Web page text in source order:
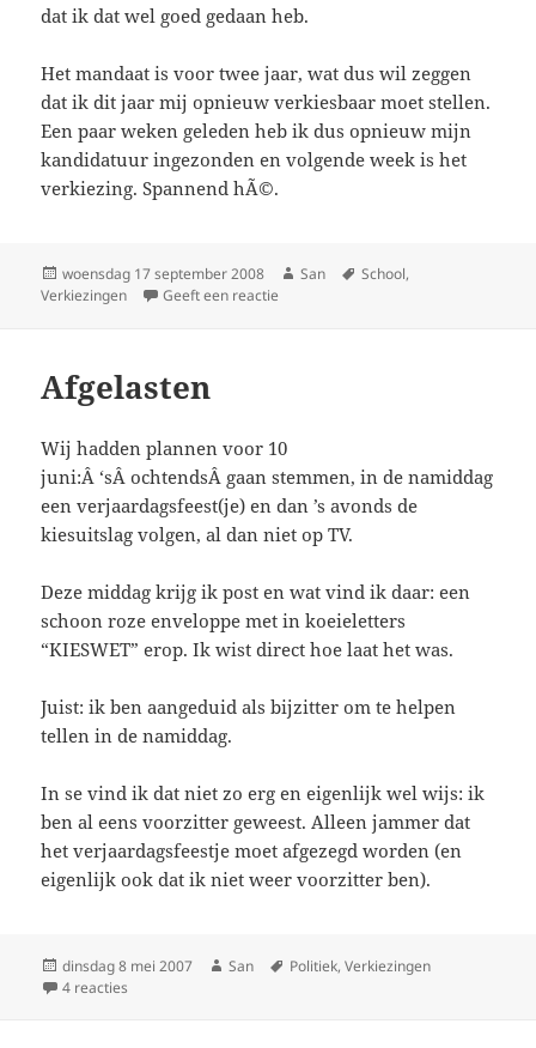
dat ik dat wel goed gedaan heb.
Het mandaat is voor twee jaar, wat dus wil zeggen
dat ik dit jaar mij opnieuw verkiesbaar moet stellen.
Een paar weken geleden heb ik dus opnieuw mijn
kandidatuur ingezonden en volgende week is het
verkiezing. Spannend hÃ©.
Geplaatst
op
woensdag 17 september 2008 Auteur
San Tags
School,
Verkiezingen
Geeft een reactie
Afgelasten
Wij hadden plannen voor 10
juni:Â ‘sÂ ochtendsÂ gaan stemmen, in de namiddag
een verjaardagsfeest(je) en dan ’s avonds de
kiesuitslag volgen, al dan niet op TV.
Deze middag krijg ik post en wat vind ik daar: een
schoon roze enveloppe met in koeieletters
“KIESWET” erop. Ik wist direct hoe laat het was.
Juist: ik ben aangeduid als bijzitter om te helpen
tellen in de namiddag.
In se vind ik dat niet zo erg en eigenlijk wel wijs: ik
ben al eens voorzitter geweest. Alleen jammer dat
het verjaardagsfeestje moet afgezegd worden (en
eigenlijk ook dat ik niet weer voorzitter ben).
Geplaatst
op
dinsdag 8 mei 2007 Auteur
San Tags
Politiek,Verkiezingen
4 reacties